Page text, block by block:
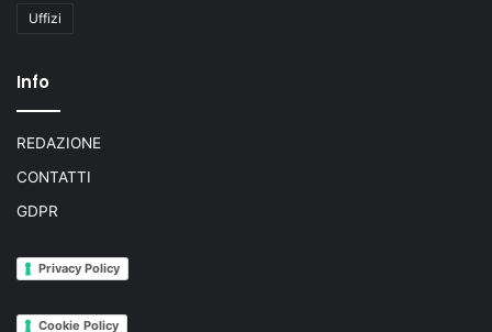
Uffizi
Info
REDAZIONE
CONTATTI
GDPR
Privacy Policy
Cookie Policy